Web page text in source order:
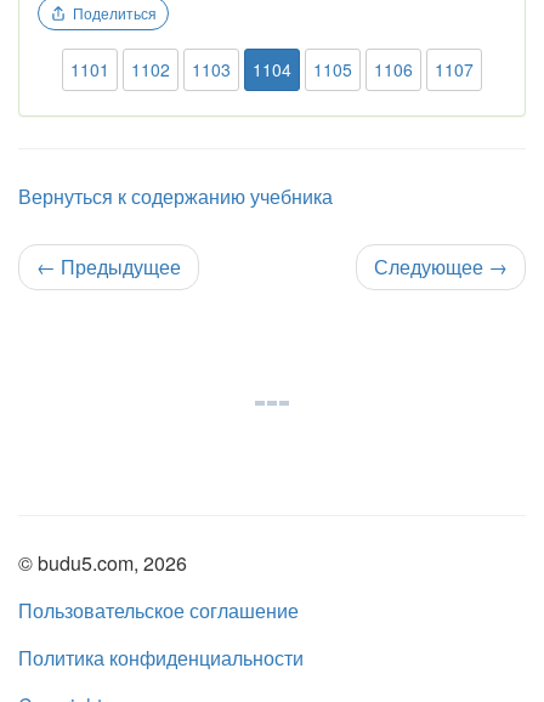
Поделиться
1101 1102 1103 1104 1105 1106 1107
Вернуться к содержанию учебника
← Предыдущее Следующее →
© budu5.com, 2026
Пользовательское соглашение
Политика конфиденциальности